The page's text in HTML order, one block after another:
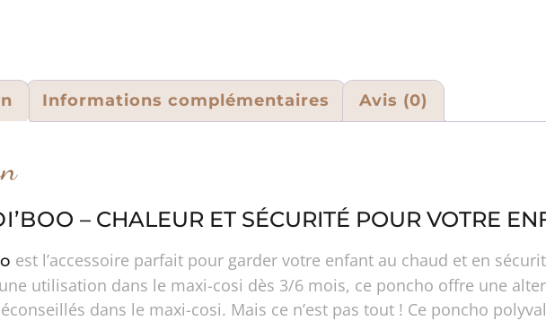
Informations complémentaires Avis (0)
– CHALEUR ET SÉCURITÉ POUR VOTRE
est l’accessoire parfait pour garder votre enfant au chaud et en
utilisation dans le maxi-cosi dès 3/6 mois, ce poncho offre une
dans le maxi-cosi. Mais ce n’est pas tout ! Ce poncho